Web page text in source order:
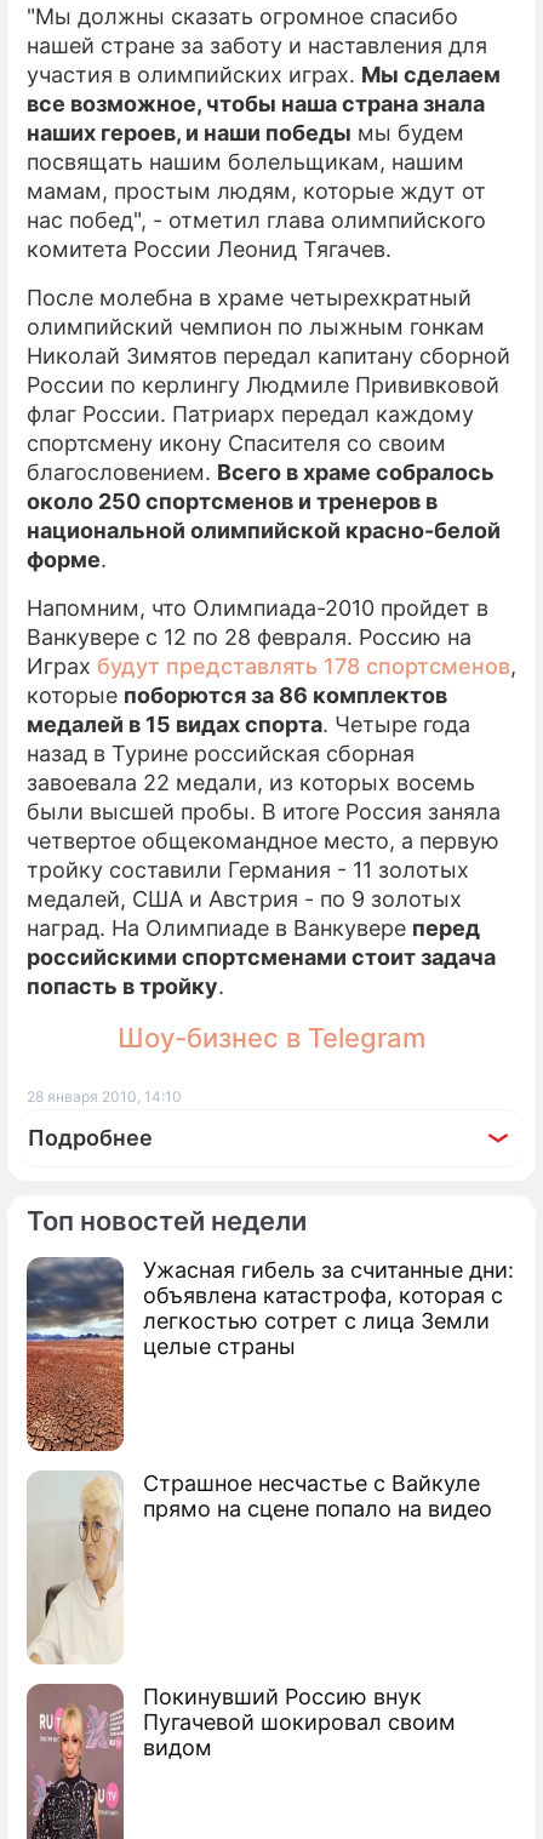
Топ новостей недели
Ужасная гибель за считанные дни:
объявлена катастрофа, которая с
легкостью сотрет с лица Земли
целые страны
Страшное несчастье с Вайкуле
прямо на сцене попало на видео
Покинувший Россию внук
Пугачевой шокировал своим
видом
"Мы должны сказать огромное спасибо
нашей стране за заботу и наставления для
участия в олимпийских играх. Мы сделаем
все возможное, чтобы наша страна знала
наших героев, и наши победы мы будем
посвящать нашим болельщикам, нашим
мамам, простым людям, которые ждут от
нас побед", - отметил глава олимпийского
комитета России Леонид Тягачев.
После молебна в храме четырехкратный
олимпийский чемпион по лыжным гонкам
Николай Зимятов передал капитану сборной
России по керлингу Людмиле Прививковой
флаг России. Патриарх передал каждому
спортсмену икону Спасителя со своим
благословением. Всего в храме собралось
около 250 спортсменов и тренеров в
национальной олимпийской красно-белой
форме.
Напомним, что Олимпиада-2010 пройдет в
Ванкувере с 12 по 28 февраля. Россию на
Играх будут представлять 178 спортсменов,
которые поборются за 86 комплектов
медалей в 15 видах спорта. Четыре года
назад в Турине российская сборная
завоевала 22 медали, из которых восемь
были высшей пробы. В итоге Россия заняла
четвертое общекомандное место, а первую
тройку составили Германия - 11 золотых
медалей, США и Австрия - по 9 золотых
наград. На Олимпиаде в Ванкувере перед
российскими спортсменами стоит задача
попасть в тройку.
Шоу-бизнес в Telegram
28 января 2010, 14:10
Подробнее
По теме
Россия нацелилась на все "золото"
Ванкувера
Российские фигуристы боятся судей
Игр-2010
В хоккейной сборной разгорелся
скандал
Ванкувер защитят "особенными"
методами